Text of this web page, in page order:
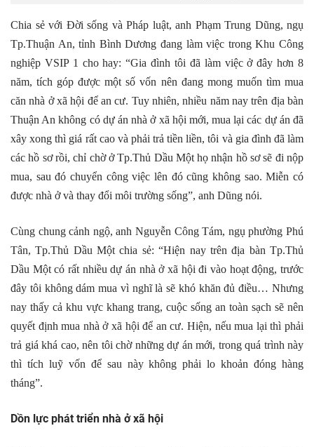
Chia sẻ với Đời sống và Pháp luật, anh Phạm Trung Dũng, ngụ
Tp.Thuận An, tỉnh Bình Dương đang làm việc trong Khu Công
nghiệp VSIP 1 cho hay: “Gia đình tôi đã làm việc ở đây hơn 8
năm, tích góp được một số vốn nên đang mong muốn tìm mua
căn nhà ở xã hội để an cư. Tuy nhiên, nhiều năm nay trên địa bàn
Thuận An không có dự án nhà ở xã hội mới, mua lại các dự án đã
xây xong thì giá rất cao và phải trả tiền liền, tôi và gia đình đã làm
các hồ sơ rồi, chỉ chờ ở Tp.Thủ Dầu Một họ nhận hồ sơ sẽ đi nộp
mua, sau đó chuyển công việc lên đó cũng không sao. Miễn có
được nhà ở và thay đổi môi trường sống”, anh Dũng nói.
Cùng chung cảnh ngộ, anh Nguyễn Công Tám, ngụ phường Phú
Tân, Tp.Thủ Dầu Một chia sẻ: “Hiện nay trên địa bàn Tp.Thủ
Dầu Một có rất nhiều dự án nhà ở xã hội đi vào hoạt động, trước
đây tôi không dám mua vì nghĩ là sẽ khó khăn đủ điều… Nhưng
nay thấy cả khu vực khang trang, cuộc sống an toàn sạch sẽ nên
quyết định mua nhà ở xã hội để an cư. Hiện, nếu mua lại thì phải
trả giá khá cao, nên tôi chờ những dự án mới, trong quá trình này
thì tích luỹ vốn để sau này không phải lo khoản đóng hàng
tháng”.
Dồn lực phát triển nhà ở xã hội